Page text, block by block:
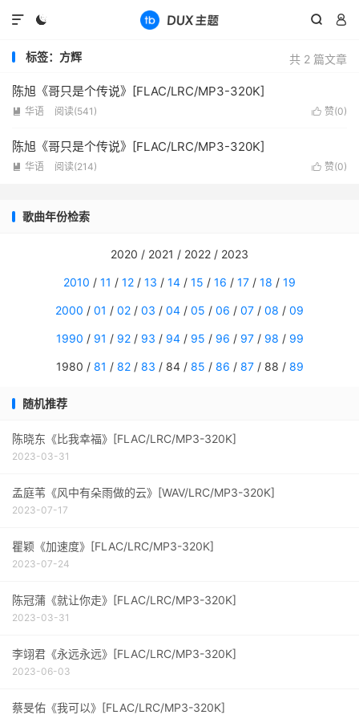
  

共 2 篇文章
标签：方辉
陈旭《哥只是个传说》[FLAC/LRC/MP3-320K]
 赞(0)
 华语 阅读(541 )
陈旭《哥只是个传说》[FLAC/LRC/MP3-320K]
 赞(0)
 华语 阅读(214)
歌曲年份检索
2020 / 2021 / 2022 / 2023
2010 / 11 / 12 / 13 / 14 / 15 / 16 / 17 / 18 / 19
2000 / 01 / 02 / 03 / 04 / 05 / 06 / 07 / 08 / 09
1990 / 91 / 92/ 93 / 94/ 95 / 96 / 97/ 98 / 99
1980 / 81 / 82/ 83 / 84 / 85 / 86 / 87/ 88 / 89
随机推荐
陈晓东《比我幸福》[FLAC/LRC/MP3-320K]
2023-03-31
孟庭苇《风中有朵雨做的云》[WAV/LRC/MP3-320K]
2023-07-17
瞿颖《加速度》[FLAC/LRC/MP3-320K]
2023-07-24
陈冠蒲《就让你走》[FLAC/LRC/MP3-320K]
2023-03-31
李翊君《永远永远》[FLAC/LRC/MP3-320K]
2023-06-03
蔡旻佑《我可以》[FLAC/LRC/MP3-320K]